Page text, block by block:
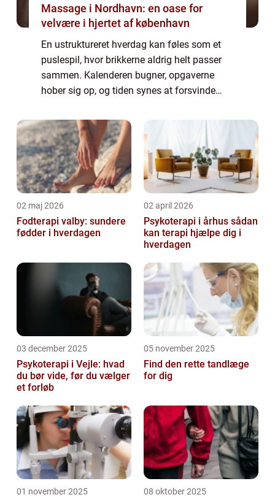
Massage i Nordhavn: en oase for
velvære i hjertet af københavn
En ustruktureret hverdag kan føles som et
puslespil, hvor brikkerne aldrig helt passer
sammen. Kalenderen bugner, opgaverne
hober sig op, og tiden synes at forsvinde
følelsen af at jagte dagen i...
02 maj 2026
Fodterapi valby: sundere
fødder i hverdagen
02 april 2026
Psykoterapi i århus sådan
kan terapi hjælpe dig i
hverdagen
03 december 2025
Psykoterapi i Vejle: hvad
du bør vide, før du vælger
et forløb
05 november 2025
Find den rette tandlæge
for dig
01 november 2025 08 oktober 2025